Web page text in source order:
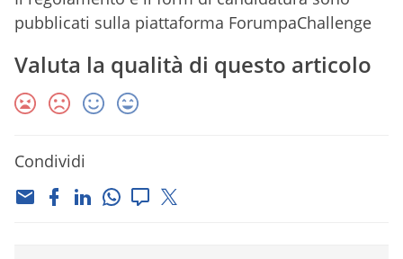
pubblicati sulla piattaforma ForumpaChallenge
Valuta la qualità di questo articolo
Condividi